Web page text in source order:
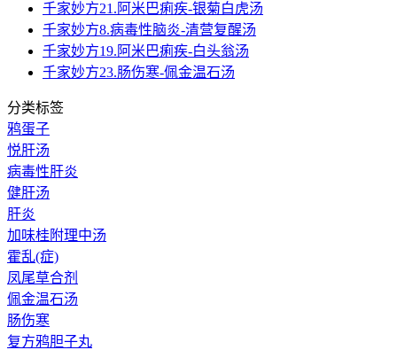
千家妙方21.阿米巴痢疾-银菊白虎汤
千家妙方8.病毒性脑炎-清营复醒汤
千家妙方19.阿米巴痢疾-白头翁汤
千家妙方23.肠伤寒-佩金温石汤
分类标签
鸦蛋子
悦肝汤
病毒性肝炎
健肝汤
肝炎
加味桂附理中汤
霍乱(症)
凤尾草合剂
佩金温石汤
肠伤寒
复方鸦胆子丸